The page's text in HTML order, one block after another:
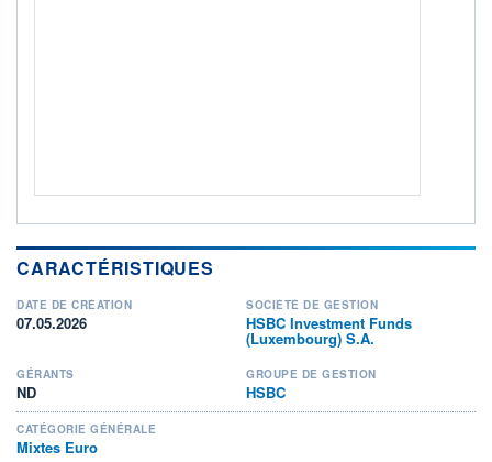
+ PORTEFEUILLE + LISTE
CARACTÉRISTIQUES
DATE DE CRÉATION
07.05.2026
SOCIÉTÉ DE GESTION
HSBC Investment Funds
(Luxembourg) S.A.
GÉRANTS
ND
GROUPE DE GESTION
HSBC
CATÉGORIE GÉNÉRALE
Mixtes Euro